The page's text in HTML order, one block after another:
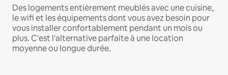
Des logements entièrement meublés avec une cuisine,
le wifi et les équipements dont vous avez besoin pour
vous installer confortablement pendant un mois ou
plus. C'est l'alternative parfaite à une location
moyenne ou longue durée.